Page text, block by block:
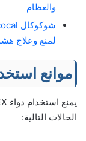
والعظام
لمنع وعلاج
موانع
الحالات التالية: